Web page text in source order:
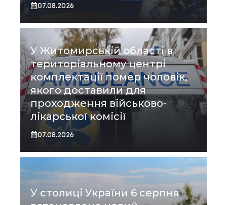
07.08.2026
У Житомирській області в
територіальному центрі
комплектації помер чоловік,
якого доставили для
проходження військово-
лікарської комісії
07.08.2026
У столиці України 6 серпня